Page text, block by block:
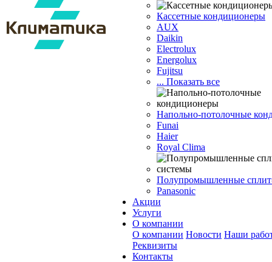
Кассетные кондиционеры
AUX
Daikin
Electrolux
Energolux
Fujitsu
... Показать все
Напольно-потолочные
Funai
Haier
Royal Clima
Полупромышленные
Panasonic
Акции
Услуги
О компании
О компании Новости Наши
Реквизиты
Контакты